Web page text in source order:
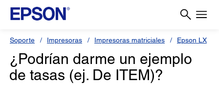
Soporte Impresoras Impresoras matriciales Epson LX
¿Podrían darme un ejemplo
de tasas (ej. De ITEM)?